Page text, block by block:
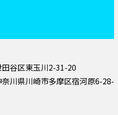
谷区東玉川2-31-20
川県川崎市多摩区宿河原6-28-